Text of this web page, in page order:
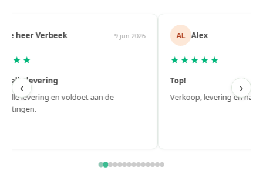
AL Alex 6 jun 2026
Top!
Verkoop, levering en naverkoop zijn perfect.
Hele
Hele
‹ ›